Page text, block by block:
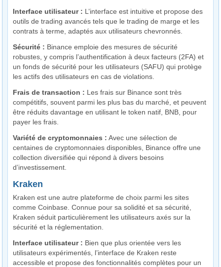
Interface utilisateur : L’interface est intuitive et propose des
outils de trading avancés tels que le trading de marge et les
contrats à terme, adaptés aux utilisateurs chevronnés.
Sécurité : Binance emploie des mesures de sécurité
robustes, y compris l’authentification à deux facteurs (2FA) et
un fonds de sécurité pour les utilisateurs (SAFU) qui protège
les actifs des utilisateurs en cas de violations.
Frais de transaction : Les frais sur Binance sont très
compétitifs, souvent parmi les plus bas du marché, et peuvent
être réduits davantage en utilisant le token natif, BNB, pour
payer les frais.
Variété de cryptomonnaies : Avec une sélection de
centaines de cryptomonnaies disponibles, Binance offre une
collection diversifiée qui répond à divers besoins
d’investissement.
Kraken
Kraken est une autre plateforme de choix parmi les sites
comme Coinbase. Connue pour sa solidité et sa sécurité,
Kraken séduit particulièrement les utilisateurs axés sur la
sécurité et la réglementation.
Interface utilisateur : Bien que plus orientée vers les
utilisateurs expérimentés, l’interface de Kraken reste
accessible et propose des fonctionnalités complètes pour un